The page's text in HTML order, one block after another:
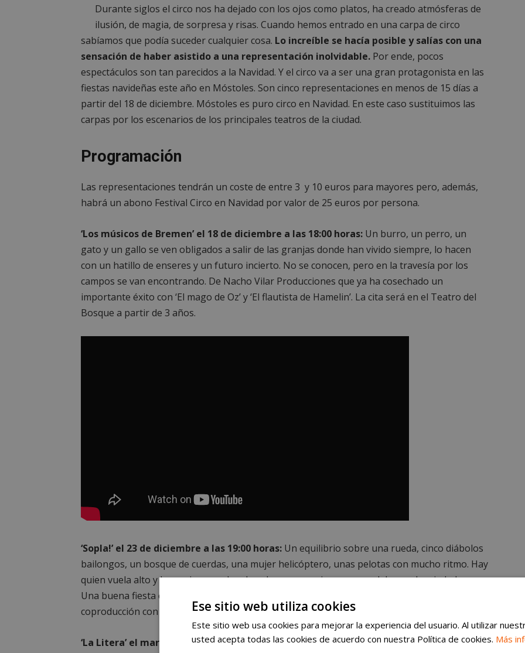
Durante siglos el circo nos ha dejado con los ojos como platos, ha creado atmósferas de
ilusión, de magia, de sorpresa y risas. Cuando hemos entrado en una carpa de circo
sabíamos que podía suceder cualquier cosa. Lo increíble se hacía posible y salías con una
sensación de haber asistido a una representación inolvidable. Por ende, pocos
espectáculos son tan parecidos a la Navidad. Y el circo va a ser una gran protagonista en las
fiestas navideñas este año en Móstoles. Son cinco representaciones en menos de 15 días a
partir del 18 de diciembre. Móstoles es puro circo en Navidad. En este caso sustituimos las
carpas por los escenarios de los principales teatros de la ciudad.
Programación
Las representaciones tendrán un coste de entre 3 y 10 euros para mayores pero, además,
habrá un abono Festival Circo en Navidad por valor de 25 euros por persona.
‘Los músicos de Bremen’ el 18 de diciembre a las 18:00 horas: Un burro, un perro, un
gato y un gallo se ven obligados a salir de las granjas donde han vivido siempre, lo hacen
con un hatillo de enseres y un futuro incierto. No se conocen, pero en la travesía por los
campos se van encontrando. De Nacho Vilar Producciones que ya ha cosechado un
importante éxito con ‘El mago de Oz’ y ‘El flautista de Hamelin’. La cita será en el Teatro del
Bosque a partir de 3 años.
‘Sopla!’ el 23 de diciembre a las 19:00 horas: Un equilibrio sobre una rueda, cinco diábolos
bailongos, un bosque de cuerdas, una mujer helicóptero, unas pelotas con mucho ritmo. Hay
quien vuela alto y hay quien se echa al suelo para esquivar unos malabares despiadados.
Una buena fiesta con música y un ilustre homenajeado. En el Teatro del Bosque. Una
coproducción con diversas compañías circenses andaluzas.
‘La Litera’ el martes 27 de diciembre a
Ese sitio web utiliza cookies
Este sitio web usa cookies para mejorar la experiencia del usuario. Al utilizar
usted acepta todas las cookies de acuerdo con nuestra Política de cookies. Más